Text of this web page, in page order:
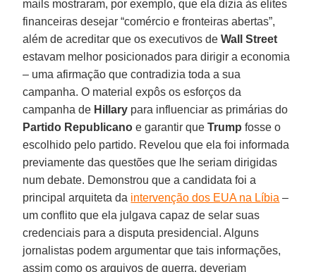
mails mostraram, por exemplo, que ela dizia às elites
financeiras desejar “comércio e fronteiras abertas”,
além de acreditar que os executivos deWall Street
estavam melhor posicionados para dirigir a economia
– uma afirmação que contradizia toda a sua
campanha. O material expôs os esforços da
campanha de Hillary para influenciar as primárias do
Partido Republicano e garantir queTrump fosse o
escolhido pelo partido. Revelou que ela foi informada
previamente das questões que lhe seriam dirigidas
num debate. Demonstrou que a candidata foi a
principal arquiteta da intervenção dos EUA na Líbia –
um conflito que ela julgava capaz de selar suas
credenciais para a disputa presidencial. Alguns
jornalistas podem argumentar que tais informações,
assim como os arquivos de guerra, deveriam